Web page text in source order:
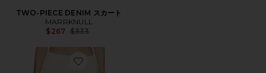
TWO-PIECE DENIM スカート
MARRKNULL
$267 Previous price:
$333
Favorite CECILIA スカート